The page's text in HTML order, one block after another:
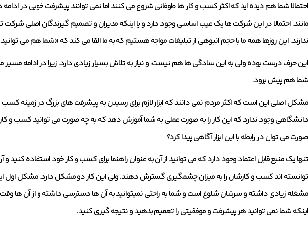
احتمالا شما هم دیده اید که اکثر کسب و کار ها طوفانی شروع می کنند اما نمی توانند پیشرفت خوبی در ادامه
مانند. احتمالا در این شرکت ها یک عیب اساسی وجود دارد و یا اینکه مدیران و تصمیم گیرندگان اصلی شرکت
ندارند. این روزها همه ما با حجم انبوهی از تبلیغات مواجه هستیم که به ما القا می کند که «شما هم می
این حرف درست بوده ولی به این سادگی ها هم نیست، و نیاز به تلاش بسیار زیادی دارد. زیرا در ادامه
شما هم پیش برود.
مشکل اصلی این است که اکثر مردم نمی دانند که ابزار لازم برای رسیدن به پیشرفت های بزرگ در زمینه کسب
دانشگاهی وجود ندارد که این کار را به صورت عملی به شما آموزش دهد که به چه صورت می توانید کسب و
صورت می توان در رابطه با این ابزار آگاهی پیدا کرد؟
تنها یک منبع قابل اعتماد وجود دارد که می توانید از آن به عنوان راهنما برای کسب و کار خود استفاده کنید
توانسته اند کسب و کارشان را به میزان چشمگیری گسترش دهند. ولی این کار دو مشکل دارد. مشکل اول
مشغله زیادی داشته و سرشان شلوغ است و شما به راحتی نمیتوانید به آن ها دسترسی داشته و از آن ها
اینکه شما نمی توانید هر پیشرفت و موفقیتی را تعمیم بدهید و نتیجه گیری کنید.